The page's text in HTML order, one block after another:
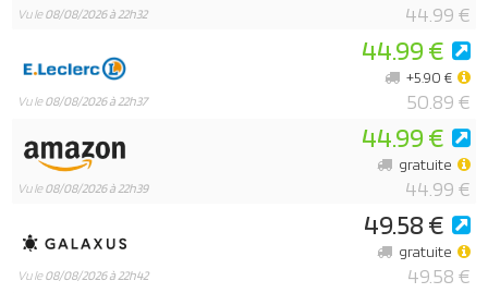
Vu le08/08/2026 à 22h32 44.99 €
Vu le08/08/2026 à 22h37
44.99 €
50.89 €
+5.90 €
Vu le08/08/2026 à 22h39
44.99 €
44.99 €
gratuite
Vu le08/08/2026 à 22h42
49.58 €
49.58 €
gratuite